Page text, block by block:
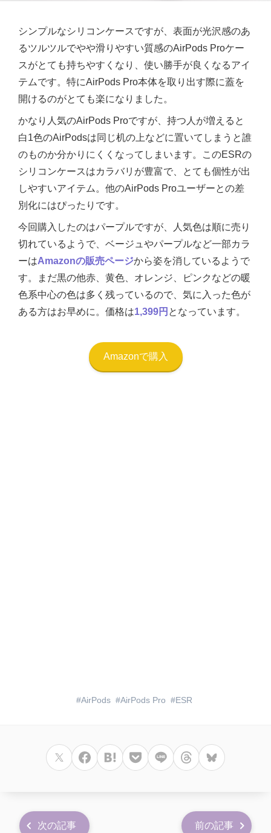
シンプルなシリコンケースですが、表面が光沢感のあ
るツルツルでやや滑りやすい質感のAirPods Proケー
スがとても持ちやすくなり、使い勝手が良くなるアイ
テムです。特にAirPods Pro本体を取り出す際に蓋を
開けるのがとても楽になりました。
かなり人気のAirPods Proですが、持つ人が増えると
白1色のAirPodsは同じ机の上などに置いてしまうと誰
のものか分かりにくくなってしまいます。このESRの
シリコンケースはカラバリが豊富で、とても個性が出
しやすいアイテム。他のAirPods Proユーザーとの差
別化にはぴったりです。
今回購入したのはパープルですが、人気色は順に売り
切れているようで、ベージュやパープルなど一部カラ
ーはAmazonの販売ページから姿を消しているようで
す。まだ黒の他赤、黄色、オレンジ、ピンクなどの暖
色系中心の色は多く残っているので、気に入った色が
ある方はお早めに。価格は1,399円 となっています。
Amazonで購入
AirPods AirPods Pro ESR
次の記事 前の記事